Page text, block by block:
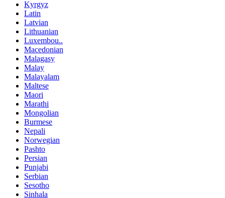
Kyrgyz
Latin
Latvian
Lithuanian
Luxembou..
Macedonian
Malagasy
Malay
Malayalam
Maltese
Maori
Marathi
Mongolian
Burmese
Nepali
Norwegian
Pashto
Persian
Punjabi
Serbian
Sesotho
Sinhala